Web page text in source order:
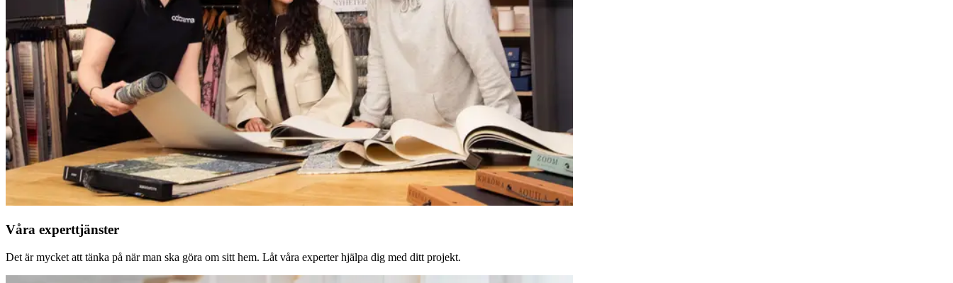
Våra experttjänster
Det är mycket att tänka på när man ska göra om sitt hem. Låt våra experter hjälpa dig med ditt projekt.